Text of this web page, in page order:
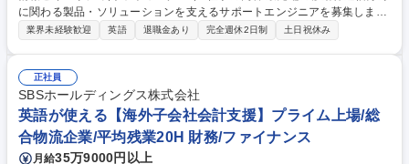
に関わる製品・ソリューションを支えるサポートエンジニアを募集しま
す。「技術が好き」「より上流から価値を提供したい」そんなエンジニア
例】 ■事業拡大に向けた新規ソリューション/製品/技術の企画・検討・技
術評価■海外メーカーとの技術連携（海外メーカーと協力し、課題解決や
改善提案の実施）■プリセールス/アフターセールス業務 募集職種 【東
京】サポートエンジニア（5G,情報セキュリティ,ネットワークetc）
業界未経験歓迎 英語 退職金あり 完全週休2日制 土日祝休み
正社員
SBSホールディングス株式会社
英語が使える【海外子会社会計支援】プライム上場/総
合物流企業/平均残業20H 財務/ファイナンス
月給35万9000円以上